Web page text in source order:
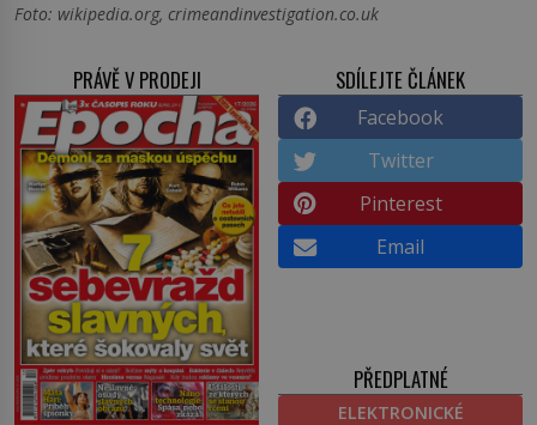
Foto: wikipedia.org, crimeandinvestigation.co.uk
PRÁVĚ V PRODEJI SDÍLEJTE ČLÁNEK
Facebook
Twitter
Pinterest
Email
PŘEDPLATNÉ
ELEKTRONICKÉ